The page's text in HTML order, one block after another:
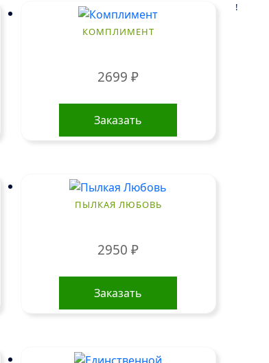
КОМПЛИМЕНТ
2699₽
Заказать
ПЫЛКАЯ ЛЮБОВЬ
2950₽
Заказать
!